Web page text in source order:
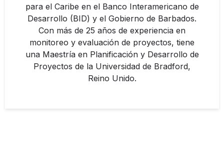
para el Caribe en el Banco Interamericano de
Desarrollo (BID) y el Gobierno de Barbados.
Con más de 25 años de experiencia en
monitoreo y evaluación de proyectos, tiene
una Maestría en Planificación y Desarrollo de
Proyectos de la Universidad de Bradford,
Reino Unido.